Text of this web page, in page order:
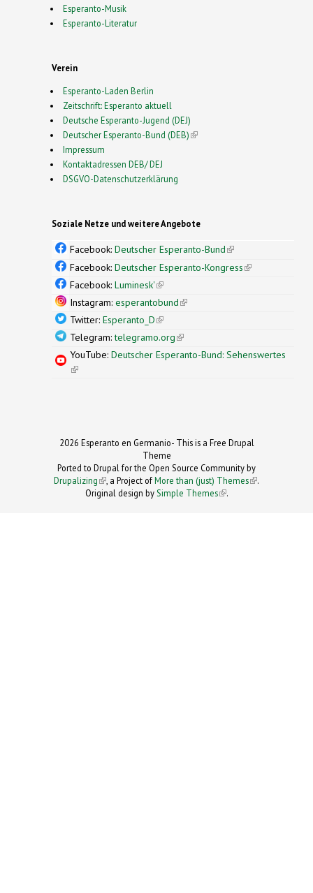
Esperanto-Musik
Esperanto-Literatur
Verein
Esperanto-Laden Berlin
Zeitschrift: Esperanto aktuell
Deutsche Esperanto-Jugend (DEJ)
Deutscher Esperanto-Bund (DEB)(link is external)
Impressum
Kontaktadressen DEB/ DEJ
DSGVO-Datenschutzerklärung
Soziale Netze und weitere Angebote
Facebook: Deutscher Esperanto-Bund(link is
external)
Facebook: Deutscher Esperanto-Kongress(link is
Facebook: Luminesk'(link is external)
Instagram: esperantobund(link is external)
Twitter: Esperanto_D(link is external)
Telegram:telegramo.org(link is external)
YouTube: Deutscher Esperanto-Bund: Sehenswertes
(link is external)
2026 Esperanto en Germanio- This is a Free Drupal
Theme
Ported to Drupal for the Open Source Community by
Drupalizing(link is external)
, a Project ofMore than (just) Themes (link is
.
Original design by Simple Themes
(link is
.